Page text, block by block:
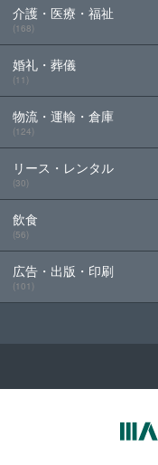
介護・医療・福祉
(168)
婚礼・葬儀
(11)
物流・運輸・倉庫
(124)
リース・レンタル
(30)
飲食
(56)
広告・出版・印刷
(101)